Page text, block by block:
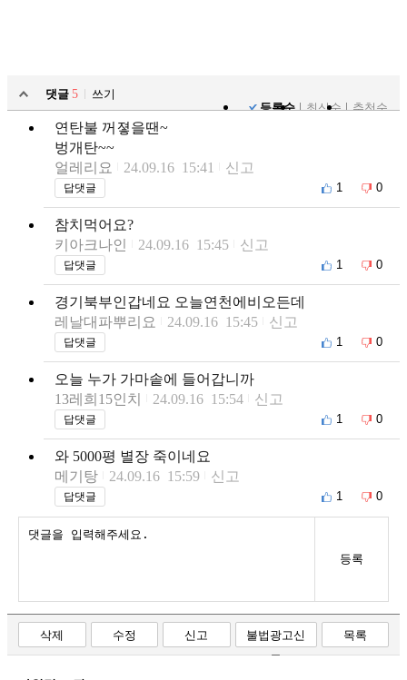
댓글 5
쓰기
등록순
최신순 추천순
연탄불 꺼졓을땐~
벙개탄~~
얼레리요
24.09.16 15:41 신고
답댓글 1 0
참치먹어요?
키아크나인
24.09.16 15:45 신고
답댓글 1 0
경기북부인갑네요 오늘연천에비오든데
레날대파뿌리요
24.09.16 15:45 신고
답댓글 1 0
오늘 누가 가마솥에 들어갑니까
13레희15인치
24.09.16 15:54 신고
답댓글 1 0
와 5000평 별장 죽이네요
메기탕
24.09.16 15:59 신고
답댓글 1 0
등록
삭제 수정 신고
불법광고신
고
목록